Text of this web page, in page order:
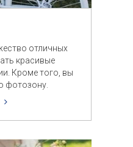
отличных
красивые
Кроме того, вы
фотозону.